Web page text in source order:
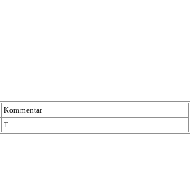
Kommentar
T